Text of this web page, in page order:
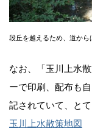
段丘を越えるため、道から
なお、「玉川上水
ーで印刷、配布も
記されていて、とて
玉川上水散策地図